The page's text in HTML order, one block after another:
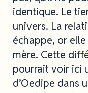
identique. Le
univers. La
échappe, or
mère. Cette
pourrait voir ici
d’Oedipe dans